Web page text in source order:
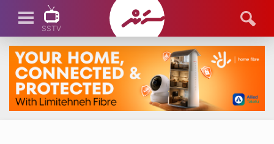
SSTV
SSTV LIVE